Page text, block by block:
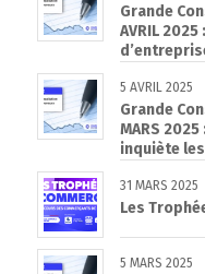
Grande
AVRIL
5 AVRIL 2025
Grande
MARS
inquiète
31 MARS 2025
Les
5 MARS 2025